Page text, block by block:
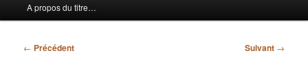
principal
A propos du titre…
Navigation
← Précédent Suivant →